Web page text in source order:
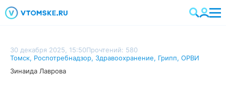
30 декабря 2025, 15:50Прочтений: 580
Томск, Роспотребнадзор, Здравоохранение, Грипп, ОРВИ
Зинаида Лаврова